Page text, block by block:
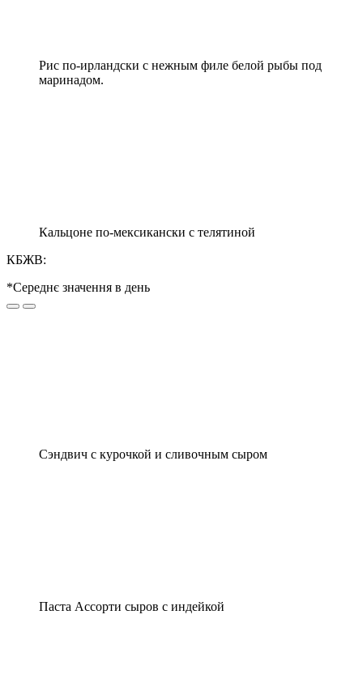
Рис по-ирландски с нежным филе белой рыбы под
маринадом.
Кальцоне по-мексикански с телятиной
КБЖВ:
*Середнє значення в день
Сэндвич с курочкой и сливочным сыром
Паста Ассорти сыров с индейкой